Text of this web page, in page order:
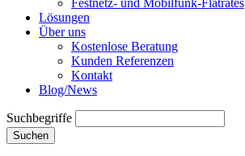
Festnetz- und Mobilfunk-Flatrates
Lösungen
Über uns
Kostenlose Beratung
Kunden Referenzen
Kontakt
Blog/News
Suchbegriffe
Suchen